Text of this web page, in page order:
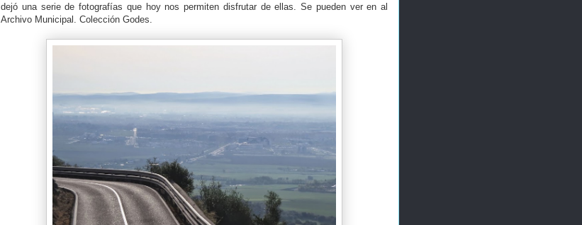
dejó una serie de fotografías que hoy nos permiten disfrutar de ellas. Se pueden ver en al
Archivo Municipal. Colección Godes.